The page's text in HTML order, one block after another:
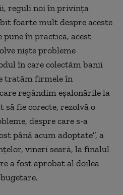
reguli noi în privinţa
foarte mult despre aceste
pune în practică, acest
nişte probleme
în care colectăm banii
tratăm firmele în
regândim eşalonările la
fie corecte, rezolvă o
despre care s-a
până acum adoptate”, a
vineri seară, la finalul
a fost aprobat al doilea